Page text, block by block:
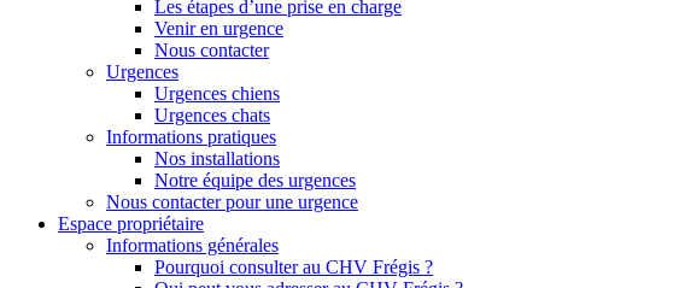
Les étapes d’une prise en charge
Venir en urgence
Nous contacter
Urgences
Urgences chiens
Urgences chats
Informations pratiques
Nos installations
Notre équipe des urgences
Nous contacter pour une urgence
Espace propriétaire
Informations générales
Pourquoi consulter au CHV Frégis ?